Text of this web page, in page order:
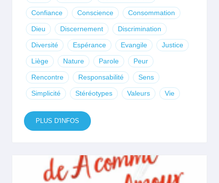
Confiance Conscience Consommation
Dieu Discernement Discrimination
Diversité Espérance Evangile Justice
Liège Nature Parole Peur
Rencontre Responsabilité Sens
Simplicité Stéréotypes Valeurs Vie
PLUS D'INFOS